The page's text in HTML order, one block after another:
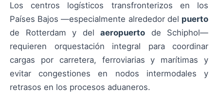
Los centros logísticos transfronterizos en los
Países Bajos —especialmente alrededor del puerto
de Rotterdam y del aeropuerto de Schiphol—
requieren orquestación integral para coordinar
cargas por carretera, ferroviarias y marítimas y
evitar congestiones en nodos intermodales y
retrasos en los procesos aduaneros.